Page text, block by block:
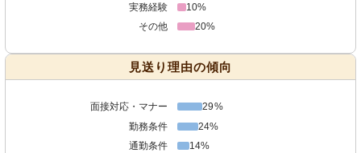
実務経験
10%
その他
20%
見送り理由の傾向
面接対応・マナー
29%
勤務条件
24%
通勤条件
14%